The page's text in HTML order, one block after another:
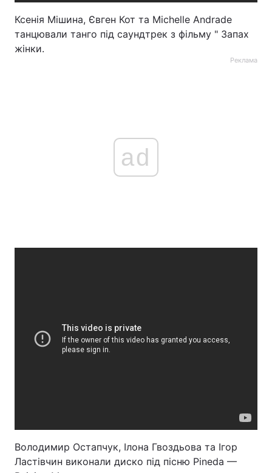
Ксенія Мішина, Євген Кот та Michelle Andrade
танцювали танго під саундтрек з фільму " Запах
жінки.
Реклама
ad
Володимир Остапчук, Ілона Гвоздьова та Ігор
Ластівчин виконали диско під пісню Pineda —